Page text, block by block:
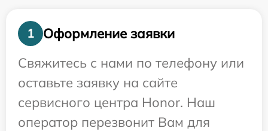
1
Оформление заявки
Свяжитесь с нами по телефону или
оставьте заявку на сайте
сервисного центра Honor. Наш
оператор перезвонит Вам для